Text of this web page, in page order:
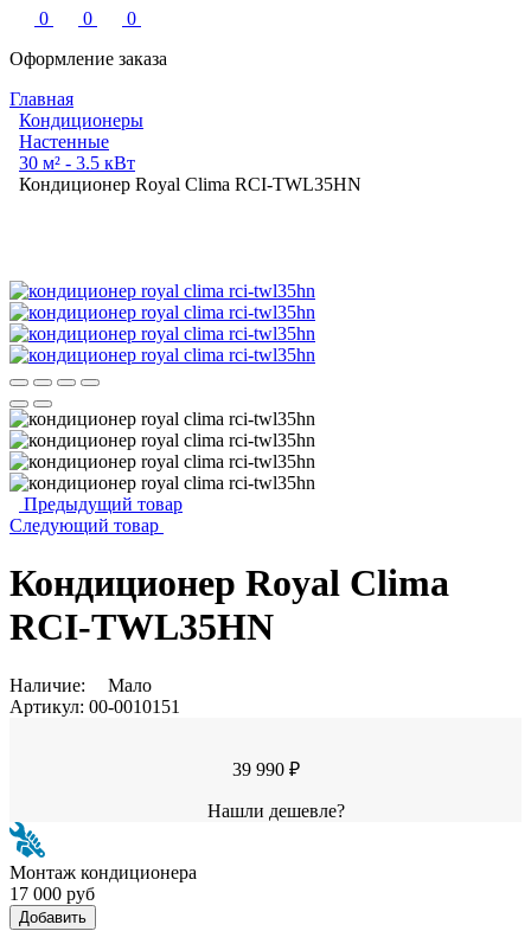
0
0
0
Оформление заказа
Главная
Кондиционеры
Настенные
30 м² - 3.5 кВт
Кондиционер Royal Clima RCI-TWL35HN
Предыдущий товар
Следующий товар
Кондиционер Royal Clima
RCI-TWL35HN
Наличие:
Мало
Артикул: 00-0010151
39 990 ₽
Нашли дешевле?
Монтаж кондиционера
17 000 руб
Добавить